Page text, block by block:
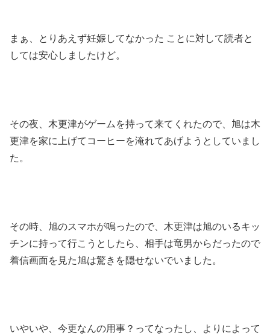
まぁ、とりあえず妊娠してなかった ことに対して読者と
しては安心しましたけど。
その夜、木更津がゲームを持って来てくれたので、旭は木
更津を家に上げてコーヒーを淹れてあげようとしていまし
た。
その時、旭のスマホが鳴ったので、木更津は旭のいるキッ
チンに持って行こうとしたら、相手は竜男からだったので
着信画面を見た旭は驚きを隠せないでいました。
いやいや、今更なんの用事？ってなったし、よりによって